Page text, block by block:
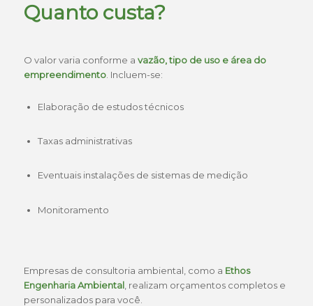
Quanto custa?
O valor varia conforme a vazão, tipo de uso e área do
empreendimento. Incluem-se:
Elaboração de estudos técnicos
Taxas administrativas
Eventuais instalações de sistemas de medição
Monitoramento
Empresas de consultoria ambiental, como a Ethos
Engenharia Ambiental, realizam orçamentos completos e
personalizados para você.